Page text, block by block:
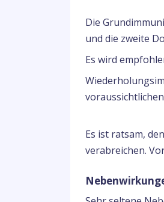
Die
und die zweite
Es wird
Es ist ratsam,
verabreichen.